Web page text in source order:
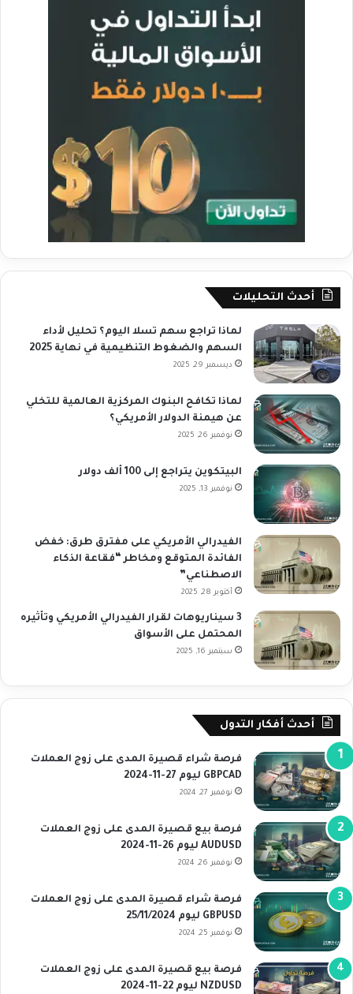
أحدث التحليلات
لماذا تراجع سهم تسلا اليوم؟ تحليل لأداء
السهم والضغوط التنظيمية في نهاية 2025
ديسمبر 29, 2025
لماذا تكافح البنوك المركزية العالمية للتخلي
عن هيمنة الدولار الأمريكي؟
نوفمبر 26, 2025
البيتكوين يتراجع إلى 100 ألف دولار
نوفمبر 13, 2025
الفيدرالي الأمريكي على مفترق طرق: خفض
الفائدة المتوقع ومخاطر “فقاعة الذكاء
الاصطناعي”
أكتوبر 28, 2025
3 سيناريوهات لقرار الفيدرالي الأمريكي وتأثيره
المحتمل على الأسواق
سبتمبر 16, 2025
أحدث أفكار التدول
فرصة شراء قصيرة المدى على زوج العملات
GBPCAD ليوم 27-11-2024
نوفمبر 27, 2024
فرصة بيع قصيرة المدى على زوج العملات
AUDUSD ليوم 26-11-2024
نوفمبر 26, 2024
فرصة شراء قصيرة المدى على زوج العملات
GBPUSD ليوم 25/11/2024
نوفمبر 25, 2024
فرصة بيع قصيرة المدى على زوج العملات
NZDUSD ليوم 22-11-2024